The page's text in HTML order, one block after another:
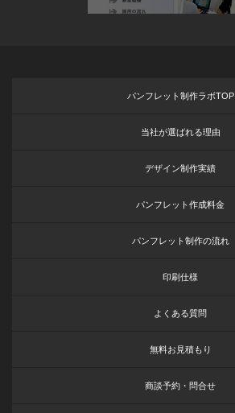
パンフレット制作ラボTOP
当社が選ばれる理由
デザイン制作実績
パンフレット作成料金
パンフレット制作の流れ
印刷仕様
よくある質問
無料お見積もり
商談予約・問合せ